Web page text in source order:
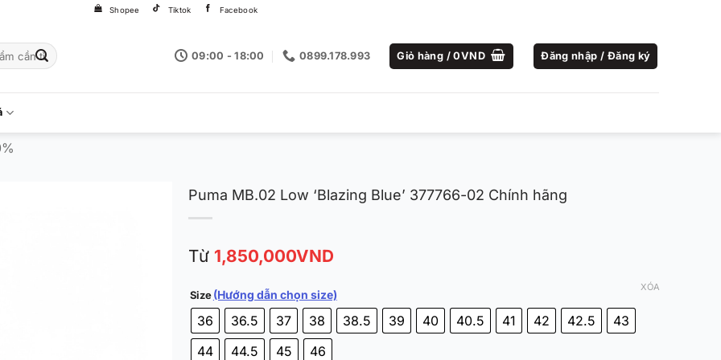
Shopee Tiktok Facebook
09:00 - 18:00 0899.178.993 Giỏ hàng /0VND Đăng nhập / Đăng ký
Puma MB.02 Low ‘Blazing Blue’ 377766-02 Chính hãng
Từ 1,850,000VND
Size (Hướng dẫn chọn size)
36 36.5 37 38 38.5 39 40 40.5 41 42 42.5
43
44
44.5 45 46
XÓA